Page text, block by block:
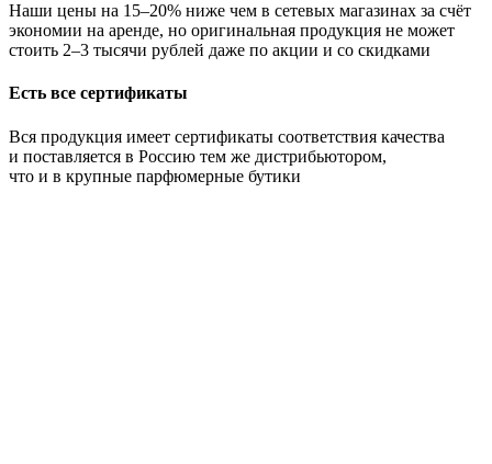
Наши цены на 15–20% ниже чем в сетевых магазинах за счёт
экономии на аренде, но оригинальная продукция не может
стоить 2–3 тысячи рублей даже по акции и со скидками
Есть все сертификаты
Вся продукция имеет сертификаты соответствия качества
и поставляется в Россию тем же дистрибьютором,
что и в крупные парфюмерные бутики